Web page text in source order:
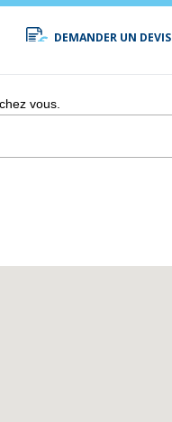
DEMANDER UN DEVIS
vous.